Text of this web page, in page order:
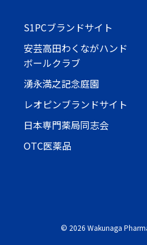
S1PCブランドサイト
安芸高田わくながハンド
ボールクラブ
湧永満之記念庭園
レオピンブランドサイト
日本専門薬局同志会
OTC医薬品
© 2026 Wakunaga